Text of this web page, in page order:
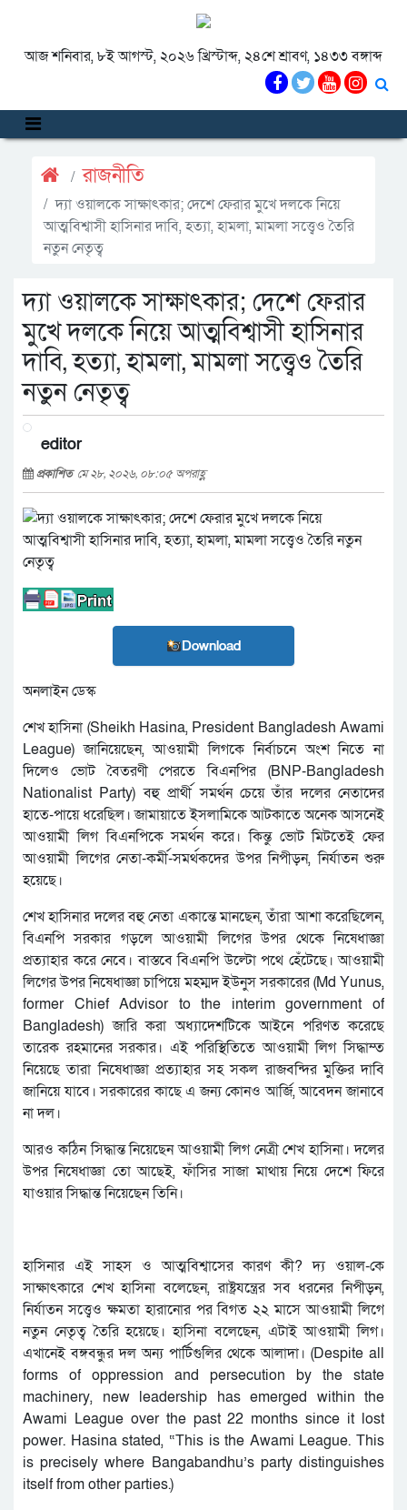
আজ শনিবার, ৮ই আগস্ট, ২০২৬ খ্রিস্টাব্দ, ২৪শে শ্রাবণ, ১৪৩৩ বঙ্গাব্দ
রাজনীতি
দ্যা ওয়ালকে সাক্ষাৎকার; দেশে ফেরার মুখে দলকে নিয়ে
আত্মবিশ্বাসী হাসিনার দাবি, হত্যা, হামলা, মামলা সত্ত্বেও তৈরি
নতুন নেতৃত্ব
দ্যা ওয়ালকে সাক্ষাৎকার; দেশে ফেরার
মুখে দলকে নিয়ে আত্মবিশ্বাসী হাসিনার
দাবি, হত্যা, হামলা, মামলা সত্ত্বেও তৈরি
নতুন নেতৃত্ব
editor
প্রকাশিত মে ২৮, ২০২৬, ০৮:০৫ অপরাহ্ণ
Download
অনলাইন ডেস্ক
শেখ হাসিনা (Sheikh Hasina, President Bangladesh Awami
League) জানিয়েছেন, আওয়ামী লিগকে নির্বাচনে অংশ নিতে না
দিলেও ভোট বৈতরণী পেরতে বিএনপির (BNP-Bangladesh
Nationalist Party) বহু প্রার্থী সমর্থন চেয়ে তাঁর দলের নেতাদের
হাতে-পায়ে ধরেছিল। জামায়াতে ইসলামিকে আটকাতে অনেক আসনেই
আওয়ামী লিগ বিএনপিকে সমর্থন করে। কিন্তু ভোট মিটতেই ফের
আওয়ামী লিগের নেতা-কর্মী-সমর্থকদের উপর নিপীড়ন, নির্যাতন শুরু
হয়েছে।
শেখ হাসিনার দলের বহু নেতা একান্তে মানছেন, তাঁরা আশা করেছিলেন,
বিএনপি সরকার গড়লে আওয়ামী লিগের উপর থেকে নিষেধাজ্ঞা
প্রত্যাহার করে নেবে। বাস্তবে বিএনপি উল্টো পথে হেঁটেছে। আওয়ামী
লিগের উপর নিষেধাজ্ঞা চাপিয়ে মহম্মদ ইউনুস সরকারের (Md Yunus,
former Chief Advisor to the interim government of
Bangladesh) জারি করা অধ্যাদেশটিকে আইনে পরিণত করেছে
তারেক রহমানের সরকার। এই পরিস্থিতিতে আওয়ামী লিগ সিদ্ধাম্ত
নিয়েছে তারা নিষেধাজ্ঞা প্রত্যাহার সহ সকল রাজবন্দির মুক্তির দাবি
জানিয়ে যাবে। সরকারের কাছে এ জন্য কোনও আর্জি, আবেদন জানাবে
না দল।
আরও কঠিন সিদ্ধান্ত নিয়েছেন আওয়ামী লিগ নেত্রী শেখ হাসিনা। দলের
উপর নিষেধাজ্ঞা তো আছেই, ফাঁসির সাজা মাথায় নিয়ে দেশে ফিরে
যাওয়ার সিদ্ধান্ত নিয়েছেন তিনি।
হাসিনার এই সাহস ও আত্মবিশ্বাসের কারণ কী? দ্য ওয়াল-কে
সাক্ষাৎকারে শেখ হাসিনা বলেছেন, রাষ্ট্রযন্ত্রের সব ধরনের নিপীড়ন,
নির্যাতন সত্ত্বেও ক্ষমতা হারানোর পর বিগত ২২ মাসে আওয়ামী লিগে
নতুন নেতৃত্ব তৈরি হয়েছে। হাসিনা বলেছেন, এটাই আওয়ামী লিগ।
এখানেই বঙ্গবন্ধুর দল অন্য পার্টিগুলির থেকে আলাদা। (Despite all
forms of oppression and persecution by the state
machinery, new leadership has emerged within the
Awami League over the past 22 months since it lost
power. Hasina stated, “This is the Awami League. This
is precisely where Bangabandhu’s party distinguishes
itself from other parties.)